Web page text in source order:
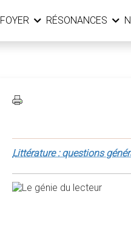
FOYER RÉSONANCES
Littérature : questions